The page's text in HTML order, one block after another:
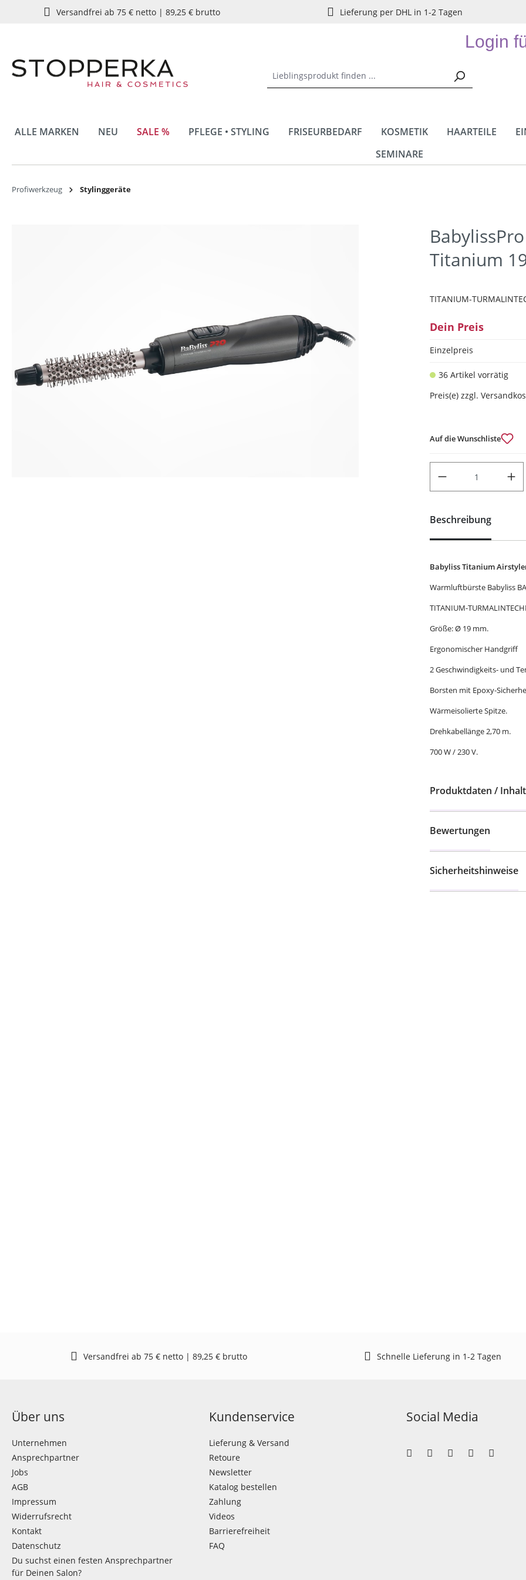
Zur Hauptnavigation springen
Versandfrei ab 75 € netto | 89,25 € brutto Lieferung per DHL in 1-2 Tagen
Login
ALLE MARKEN NEU SALE % PFLEGE • STYLING FRISEURBEDARF KOSMETIK HAARTEILE
SEMINARE
Profiwerkzeug Stylinggeräte
Titanium
TITANIUM-
Dein Preis
Einzelpreis
36 Artikel vorrätig
Preis(e) zzgl.
Auf die Wunschliste
Beschreibung
Babyliss Titanium
Warmluftbürste Babyliss
TITANIUM-
Größe: Ø 19 mm.
Ergonomischer Handgriff
2 Geschwindigkeits- und
Borsten mit Epoxy-
Wärmeisolierte Spitze.
Drehkabellänge 2,70 m.
700 W / 230 V.
Produktdaten /
Bewertungen
Sicherheitshinweise
Versandfrei ab 75 € netto | 89,25 € brutto Schnelle Lieferung in 1-2 Tagen
Über uns
Unternehmen
Ansprechpartner
Jobs
AGB
Impressum
Widerrufsrecht
Kontakt
Datenschutz
Du suchst einen festen Ansprechpartner
für Deinen Salon?
Kundenservice
Lieferung & Versand
Retoure
Newsletter
Katalog bestellen
Zahlung
Videos
Barrierefreiheit
FAQ
Social Media